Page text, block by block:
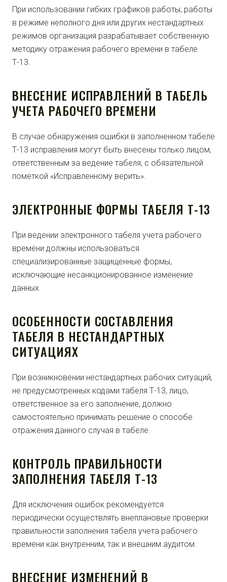
При использовании гибких графиков работы, работы
в режиме неполного дня или других нестандартных
режимов организация разрабатывает собственную
методику отражения рабочего времени в табеле
Т-13.
ВНЕСЕНИЕ ИСПРАВЛЕНИЙ В ТАБЕЛЬ
УЧЕТА РАБОЧЕГО ВРЕМЕНИ
В случае обнаружения ошибки в заполненном табеле
Т-13 исправления могут быть внесены только лицом,
ответственным за ведение табеля, с обязательной
пометкой «Исправленному верить».
ЭЛЕКТРОННЫЕ ФОРМЫ ТАБЕЛЯ Т-13
При ведении электронного табеля учета рабочего
времени должны использоваться
специализированные защищенные формы,
исключающие несанкционированное изменение
данных.
ОСОБЕННОСТИ СОСТАВЛЕНИЯ
ТАБЕЛЯ В НЕСТАНДАРТНЫХ
СИТУАЦИЯХ
При возникновении нестандартных рабочих ситуаций,
не предусмотренных кодами табеля Т-13, лицо,
ответственное за его заполнение, должно
самостоятельно принимать решение о способе
отражения данного случая в табеле.
КОНТРОЛЬ ПРАВИЛЬНОСТИ
ЗАПОЛНЕНИЯ ТАБЕЛЯ Т-13
Для исключения ошибок рекомендуется
периодически осуществлять внеплановые проверки
правильности заполнения табеля учета рабочего
времени как внутренним, так и внешним аудитом.
ВНЕСЕНИЕ ИЗМЕНЕНИЙ В